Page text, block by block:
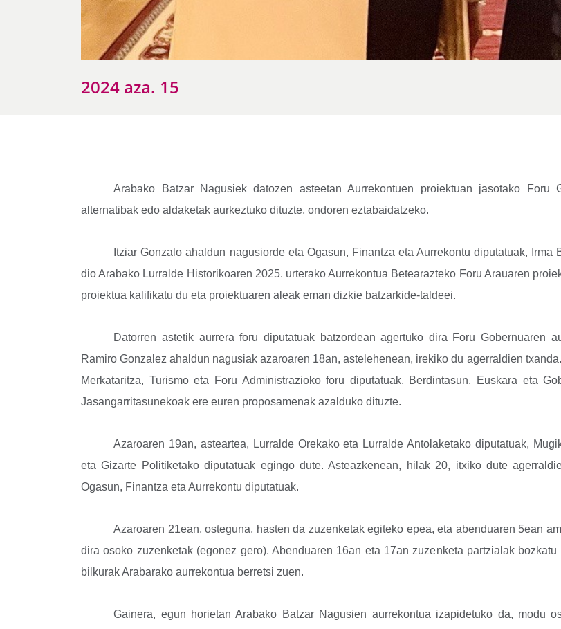
2024 aza. 15
Arabako Batzar Nagusiek datozen asteetan Aurrekontuen proiektuan jasotako Foru
alternatibak edo aldaketak aurkeztuko dituzte, ondoren eztabaidatzeko.
Itziar Gonzalo ahaldun nagusiorde eta Ogasun, Finantza eta Aurrekontu diputatuak,
dio Arabako Lurralde Historikoaren 2025. urterako Aurrekontua Betearazteko Foru Arauaren
proiektua kalifikatu du eta proiektuaren aleak eman dizkie batzarkide-taldeei.
Datorren astetik aurrera foru diputatuak batzordean agertuko dira Foru Gobernuaren
Ramiro Gonzalez ahaldun nagusiak azaroaren 18an, astelehenean, irekiko du agerraldien
Merkataritza, Turismo eta Foru Administrazioko foru diputatuak, Berdintasun, Euskara eta
Jasangarritasunekoak ere euren proposamenak azalduko dituzte.
Azaroaren 19an, asteartea, Lurralde Orekako eta Lurralde Antolaketako diputatuak,
eta Gizarte Politiketako diputatuak egingo dute. Asteazkenean, hilak 20, itxiko dute
Ogasun, Finantza eta Aurrekontu diputatuak.
Azaroaren 21ean, osteguna, hasten da zuzenketak egiteko epea, eta abenduaren 5ean
dira osoko zuzenketak (egonez gero). Abenduaren 16an eta 17an zuzenketa partzialak
bilkurak Arabarako aurrekontua berretsi zuen.
Gainera, egun horietan Arabako Batzar Nagusien aurrekontua izapidetuko da, modu